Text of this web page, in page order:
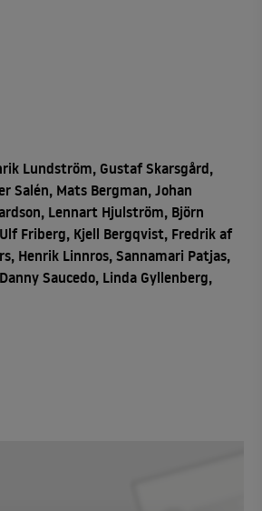
Lundström, Gustaf Skarsgård,
Salén, Mats Bergman, Johan
Lennart Hjulström, Björn
Friberg, Kjell Bergqvist, Fredrik af
Henrik Linnros, Sannamari Patjas,
Saucedo, Linda Gyllenberg,